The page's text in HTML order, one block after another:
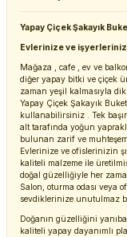
Yapay Çiçek Şakayık
Evlerinize ve
Mağaza , cafe , ev ve
diğer yapay bitki ve çiçek
zaman yeşil kalmasıyla
Yapay Çiçek Şakayık
kullanabilirsiniz . Tek
alt tarafında yoğun
bulunan zarif ve
Evlerinize ve ofislerinizin
kaliteli malzeme ile
doğal güzelliğiyle her
Salon, oturma odası veya
sevdiklerinize unutulmaz
Doğanın güzelliğini
kaliteli yapay dayanımlı